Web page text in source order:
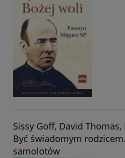
Sissy Goff, David
Być świadomym
samolotów